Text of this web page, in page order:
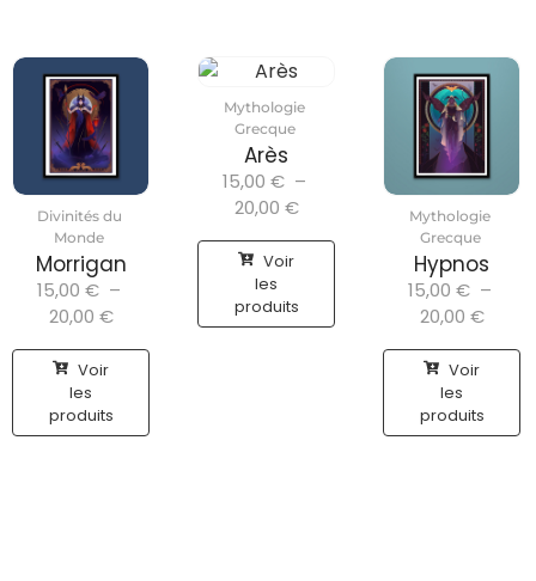
Divinités du
Monde
Morrigan
15,00 € –
20,00 €
Voir
les
produits
Mythologie
Grecque
Arès
15,00 € –
20,00 €
Voir
les
produits
Mythologie
Grecque
Hypnos
15,00 € –
20,00 €
Voir
les
produits